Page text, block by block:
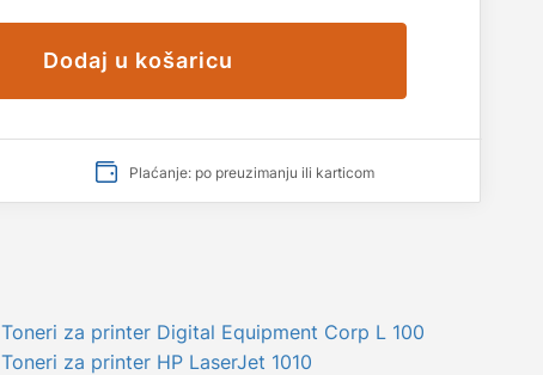
Dodaj u košaricu
Plaćanje: po preuzimanju ili karticom
Toneri za printer Digital Equipment Corp L 100
Toneri za printer HP LaserJet 1010